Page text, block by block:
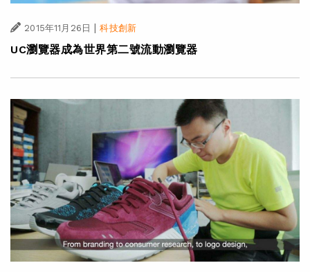
2015年11月26日 | 科技創新
UC瀏覽器成為世界第二號流動瀏覽器